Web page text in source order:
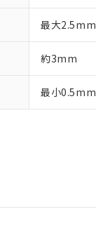
最大2.5mm
約3mm
最小0.5mm